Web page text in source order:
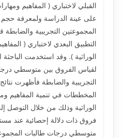
القبلي لاختباري ( المفاهيم
على عينة الدراسة ولمعرفة
المجموعتين التجريبية والضابطة
التطبيق البعدي لاختباري (
لقياس الفروق بين متوسطي
التجريبية والضابطة فأظهرت
المخططات في تنمية المفاهيم
الوراثية وذلك من خلال التوصل
متوسطي درجات طالبات